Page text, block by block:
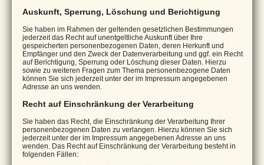
Auskunft, Sperrung, Löschung und Berichtigung
Sie haben im Rahmen der geltenden gesetzlichen Bestimmungen
jederzeit das Recht auf unentgeltliche Auskunft über Ihre
gespeicherten personenbezogenen Daten, deren Herkunft und
Empfänger und den Zweck der Datenverarbeitung und ggf. ein Recht
auf Berichtigung, Sperrung oder Löschung dieser Daten. Hierzu
sowie zu weiteren Fragen zum Thema personenbezogene Daten
können Sie sich jederzeit unter der im Impressum angegebenen
Adresse an uns wenden.
Recht auf Einschränkung der Verarbeitung
Sie haben das Recht, die Einschränkung der Verarbeitung Ihrer
personenbezogenen Daten zu verlangen. Hierzu können Sie sich
jederzeit unter der im Impressum angegebenen Adresse an uns
wenden. Das Recht auf Einschränkung der Verarbeitung besteht in
folgenden Fällen: